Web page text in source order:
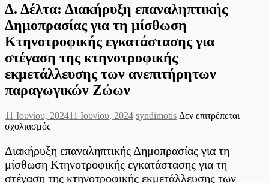
Δ. Δέλτα: Διακήρυξη επαναληπτικής
Δημοπρασίας για τη μίσθωση
Κτηνοτροφικής εγκατάστασης για
στέγαση της κτηνοτροφικής
εκμετάλλευσης των ανεπιτήρητων
παραγωγικών Ζώων
Posted
on
11 Ιουνίου, 202411 Ιουνίου, 2024 Author
syndimotis Δεν επιτρέπεται
σχολιασμόςστο
Δέλτα:
Διακήρυξη
επαναληπτικής
Δημοπρασίας
Διακήρυξη επαναληπτικής Δημοπρασίας για τη
μίσθωση Κτηνοτροφικής εγκατάστασης για τη
στέγαση της κτηνοτροφικής εκμετάλλευσης των